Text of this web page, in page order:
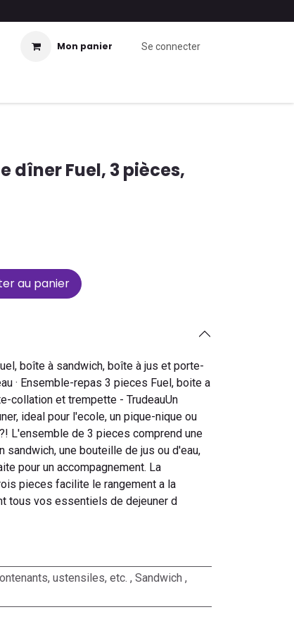
Mon panier Se connecter
dîner Fuel, 3 pièces,
au panier
boîte à sandwich, boîte à jus et porte-
· Ensemble-repas 3 pieces Fuel, boite a
collation et trempette - TrudeauUn
ideal pour l'ecole, un pique-nique ou
L'ensemble de 3 pieces comprend une
sandwich, une bouteille de jus ou d'eau,
pour un accompagnement. La
pieces facilite le rangement a la
tous vos essentiels de dejeuner d
ustensiles, etc. , Sandwich ,